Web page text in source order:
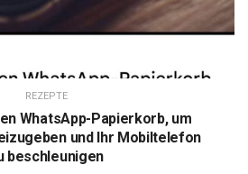
REZEPTE
WhatsApp-Papierkorb, um
und Ihr Mobiltelefon
beschleunigen